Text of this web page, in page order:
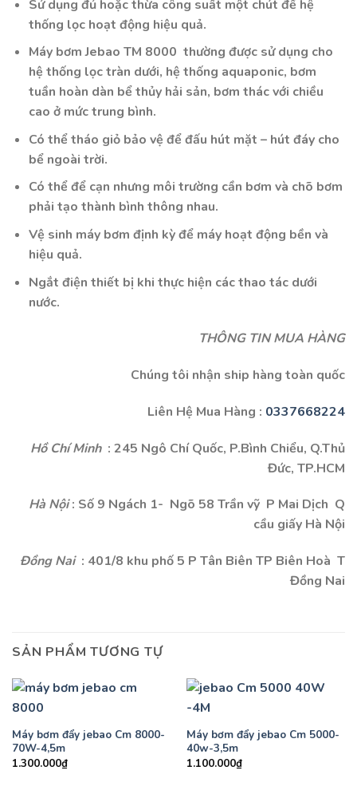
Sử dụng đủ hoặc thừa công suất một chút để hệ
thống lọc hoạt động hiệu quả.
Máy bơm Jebao TM 8000 thường được sử dụng cho
hệ thống lọc tràn dưới, hệ thống aquaponic, bơm
tuần hoàn dàn bể thủy hải sản, bơm thác với chiều
cao ở mức trung bình.
Có thể tháo giỏ bảo vệ để đấu hút mặt – hút đáy cho
bể ngoài trời.
Có thể để cạn nhưng môi trường cần bơm và chõ bơm
phải tạo thành bình thông nhau.
Vệ sinh máy bơm định kỳ để máy hoạt động bền và
hiệu quả.
Ngắt điện thiết bị khi thực hiện các thao tác dưới
nước.
THÔNG TIN MUA HÀNG
Chúng tôi nhận ship hàng toàn quốc
Liên Hệ Mua Hàng : 0337668224
Hồ Chí Minh: 245 Ngô Chí Quốc, P.Bình Chiểu, Q.Thủ
Đức, TP.HCM
Hà Nội: Số 9 Ngách 1- Ngõ 58 Trần vỹ P Mai Dịch Q
cầu giấy Hà Nội
Đồng Nai: 401/8 khu phố 5 P Tân Biên TP Biên Hoà T
Đồng Nai
SẢN PHẨM TƯƠNG TỰ
Máy bơm đẩy jebao Cm 8000-
70W-4,5m
1.300.000₫
Máy bơm đẩy jebao Cm 5000-
40w-3,5m
1.100.000₫